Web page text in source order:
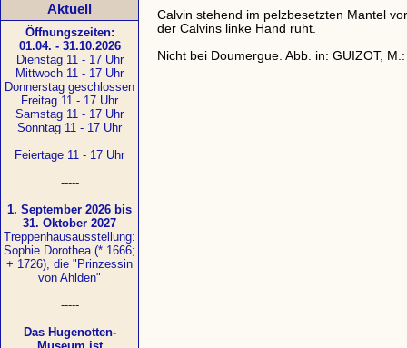
Aktuell
Öffnungszeiten:
01.04. - 31.10.2026
Dienstag 11 - 17 Uhr
Mittwoch 11 - 17 Uhr
Donnerstag geschlossen
Freitag 11 - 17 Uhr
Samstag 11 - 17 Uhr
Sonntag 11 - 17 Uhr
Feiertage 11 - 17 Uhr
-----
1. September 2026 bis
31. Oktober 2027
Treppenhausausstellung:
Sophie Dorothea (* 1666;
+ 1726), die "Prinzessin
von Ahlden"
-----
Das Hugenotten-
Calvin stehend im pelzbesetzten Mantel
der Calvins linke Hand ruht.
Nicht bei Doumergue. Abb. in: GUIZOT,